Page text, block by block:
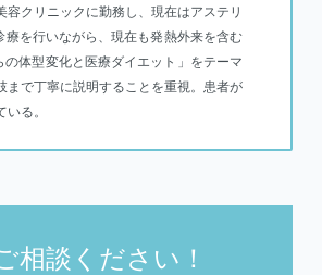
クリニックに勤務し、現在はアステリ
を行いながら、現在も発熱外来を含む
体型変化と医療ダイエット」をテーマ
で丁寧に説明することを重視。患者が
る。
相談ください！